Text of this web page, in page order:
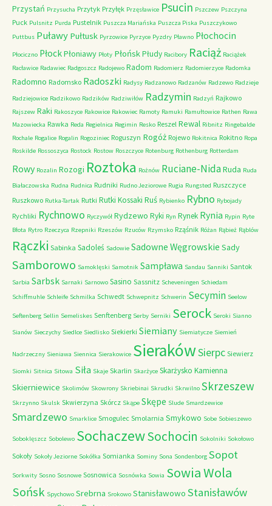
Przystań Przysucha Przytyk Przyłęk Przęsławice Psucin Pszczew Pszczyna
Puck Pulsnitz Purda Pustelnik Puszcza Mariańska Puszcza Piska Puszczykowo
Puttbus Puławy Pułtusk Pyrzowice Pyrzyce Pyzdry Pławno Płochocin
Płociczno PłockPłoniawy Płoty PłońskPłudy Racibory Raciąż Raciążek
Racławice Radawiec Radgoszcz Radojewo Radom Radomierz Radomierzyce Radomka
Radomno Radomsko Radoszki Radysy Radzanowo Radzanów Radzewo Radzieje
Radziejowice Radzikowo Radzików Radziwiłów Radzymin Radzyń Rajkowo
Rajszew Raki Rakoszyce Rakowice Rakowiec Ramoty Ramuki Ramułtowice Rathen Rawa
Mazowiecka Rawka Reda Regielnica Regimin Resko Reszel Rewal Ribnitz Ringebalde
Rochale Rogalice Rogalin Rogoziniec Roguszyn Rogóż Rojewo Rokitnica Rokitno Ropa
Roskilde Rossoszyca Rostock Rostow Roszczyce Rotenburg Rothenburg Rotterdam
Rowy Rozalin Rozogi Roztoka Rożnów Ruciane-NidaRuda Ruda
Białaczowska Rudna Rudnica Rudniki Rudno Jeziorowe Rugia Rungsted Ruszczyce
Ruszkowo Rutka-Tartak Rutki Rutki Kossaki Ruś Rybienko Rybno Rybojady
Rychliki Rychnowo Ryczywół Rydzewo Ryki Ryn Rynek Rynia Rypin Ryte
Błota Rytro Rzeczyca Rzepniki Rzeszów Rzuców Rzymsko Rząśnik Różan Rąbież Rąblów
Rączki Sabinka Sadoleś Sadowie Sadowne Węgrowskie Sady
Samborowo Samoklęski Samotnik Sampława Sandau Sanniki Santok
Sarbia Sarbsk Sarnaki Sarnowo Sasino Sassnitz Scheveningen Schiedam
Schiffmuhle Schleife Schmilka Schwedt Schwepnitz Schwerin Secymin Seelow
Seftenberg Sellin Semeliskes Senftenberg Serby Serniki Serock Seroki Sianno
Sianów Sieczychy Siedlce Siedlisko Siekierki Siemiany Siemiatycze Siemień
Nadrzeczny Sieniawa Siennica Sierakowice SierakówSierpc Siewierz
Siomki Sitnica Sitowa Siła Skaje Skarlin Skarżyce Skarżysko Kamienna
Skierniewice Skolimów Skowrony Skriebinai Skrudki Skrwilno Skrzeszew
Skrzynno Skulsk Skwierzyna Skórcz Skąpe Skępe Slude Smardzewice
Smardzewo Smarklice Smogulec Smolarnia Smykowo Sobe Sobieszewo
Soboklęszcz Sobolewo SochaczewSochocin Sokolniki Sokołowo
Sokoły Sokoły Jeziorne Sokółka Somianka Sominy Sona Sondenborg Sopot
Sorkwity Sosno Sosnowe Sosnowica Sosnówka Sowia Sowia Wola
Sońsk Spychowo Srebrna Srokowo Stanisławowo Stanisławów